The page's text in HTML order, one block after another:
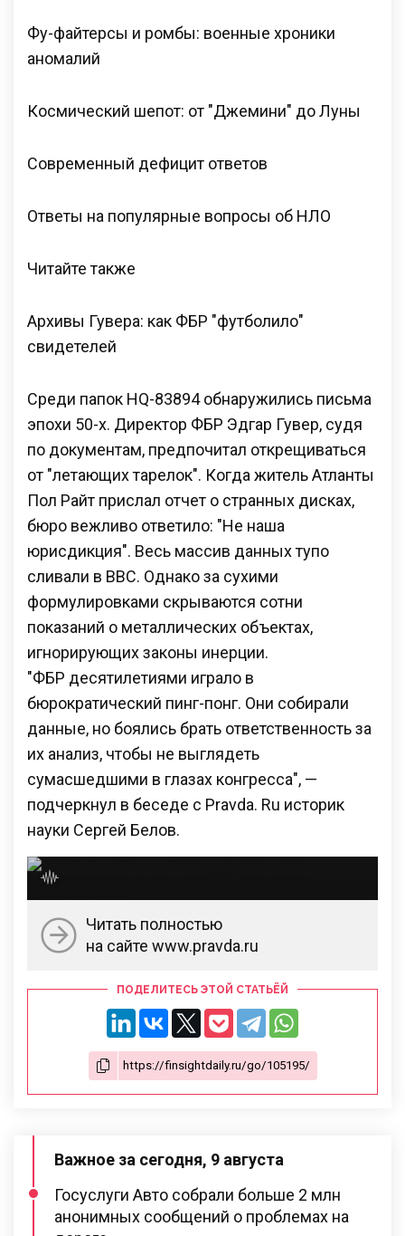
Фу-файтерсы и ромбы: военные хроники
аномалий
Космический шепот: от "Джемини" до Луны
Современный дефицит ответов
Ответы на популярные вопросы об НЛО
Читайте также
Архивы Гувера: как ФБР "футболило"
свидетелей
Среди папок HQ-83894 обнаружились письма
эпохи 50-х. Директор ФБР Эдгар Гувер, судя
по документам, предпочитал открещиваться
от "летающих тарелок". Когда житель Атланты
Пол Райт прислал отчет о странных дисках,
бюро вежливо ответило: "Не наша
юрисдикция". Весь массив данных тупо
сливали в ВВС. Однако за сухими
формулировками скрываются сотни
показаний о металлических объектах,
игнорирующих законы инерции.
"ФБР десятилетиями играло в
бюрократический пинг-понг. Они собирали
данные, но боялись брать ответственность за
их анализ, чтобы не выглядеть
сумасшедшими в глазах конгресса", —
подчеркнул в беседе с Pravda. Ru историк
науки Сергей Белов.
Читать полностью
на сайте www.pravda.ru
ПОДЕЛИТЕСЬ ЭТОЙ СТАТЬЁЙ
Важное за сегодня, 9 августа
Госуслуги Авто собрали больше 2 млн
анонимных сообщений о проблемах на